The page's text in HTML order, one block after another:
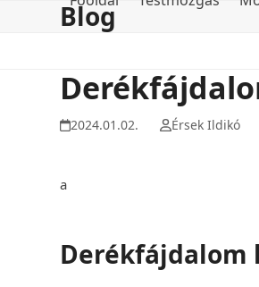
Blog
2024.01.02. Érsek Ildikó
a
Derékfájdalom